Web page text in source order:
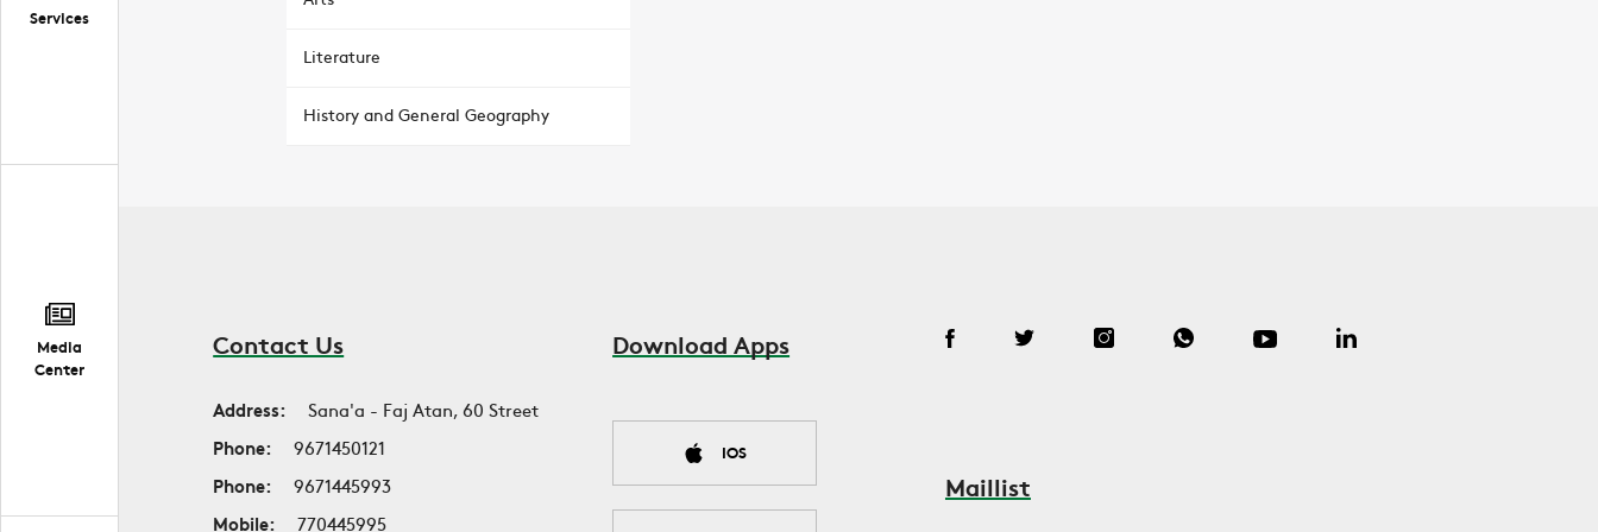
Services
Media
Center
Literature
History and General Geography
Contact Us
Address:
Sana'a - Faj Atan, 60 Street
Phone:
9671450121
Phone:
9671445993
Mobile:
770445995
Download Apps
IOS
Maillist